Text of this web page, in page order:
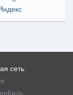
сеть